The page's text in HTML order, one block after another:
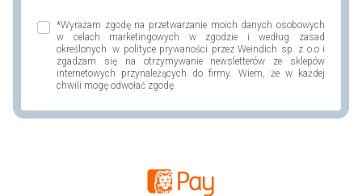
*Wyrażam zgodę na przetwarzanie moich danych osobowych
w celach marketingowych w zgodzie i według zasad
określonych w polityce prywaności przez Weindich sp. z o.o i
zgadzam się na otrzymywanie newsletterów ze sklepów
internetowych przynależących do firmy. Wiem, że w każdej
chwili mogę odwołać zgodę.